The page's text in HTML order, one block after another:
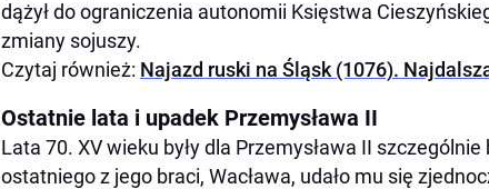
dążył do ograniczenia autonomii Księstwa
zmiany sojuszy.
Czytaj również: Najazd ruski na Śląsk (1076).
Ostatnie lata i upadek Przemysława II
Lata 70. XV wieku były dla Przemysława II
ostatniego z jego braci, Wacława, udało mu się